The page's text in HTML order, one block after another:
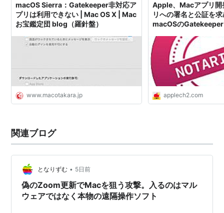
macOS Sierra：Gatekeeper非対応ア
プリは利用できない | Mac OS X | Mac
お宝鑑定団 blog（羅針盤）
www.macotakara.jp
Apple、Macアプリ開
リへの署名と公証を
macOSの
applech2.com
関連ブログ
となりずむ • 5日前
偽のZoom更新でMacを狙う攻撃。入るのはマル
ウェアではなく本物の遠隔操作ソフト